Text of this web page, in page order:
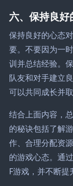
六、保持良
保持良好的心态
要。不要因为一
训并总结经验。
队友和对手建立
可以共同成长并
结合上面内容，
的秘诀包括了解
作、合理分配资
的游戏心态。通
F游戏，并不断提